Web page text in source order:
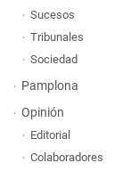
Sucesos
Tribunales
Sociedad
Pamplona
Opinión
Editorial
Colaboradores